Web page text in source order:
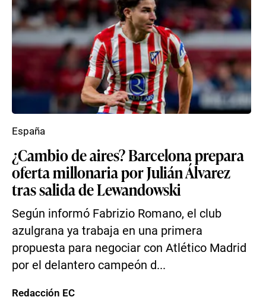
¿Cambio de aires? Barcelona prepara
oferta millonaria por Julián Álvarez
tras salida de Lewandowski
Según informó Fabrizio Romano, el club
azulgrana ya trabaja en una primera
propuesta para negociar con Atlético Madrid
por el delantero campeón d...
España
Redacción EC